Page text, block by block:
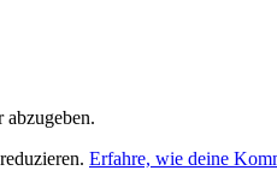
abzugeben.
Erfahre, wie deine